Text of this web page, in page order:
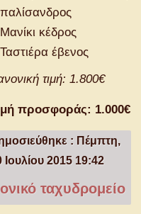
παλίσανδρος
Μανίκι κέδρος
Ταστιέρα έβενος
τιμή: 1.800€
προσφοράς: 1.000€
: Πέμπτη,
Ιουλίου 2015 19:42
ταχυδρομείο